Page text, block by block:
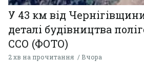
У 43 км від
деталі будівництва
ССО (ФОТО)
2 хв на прочитання Вчора